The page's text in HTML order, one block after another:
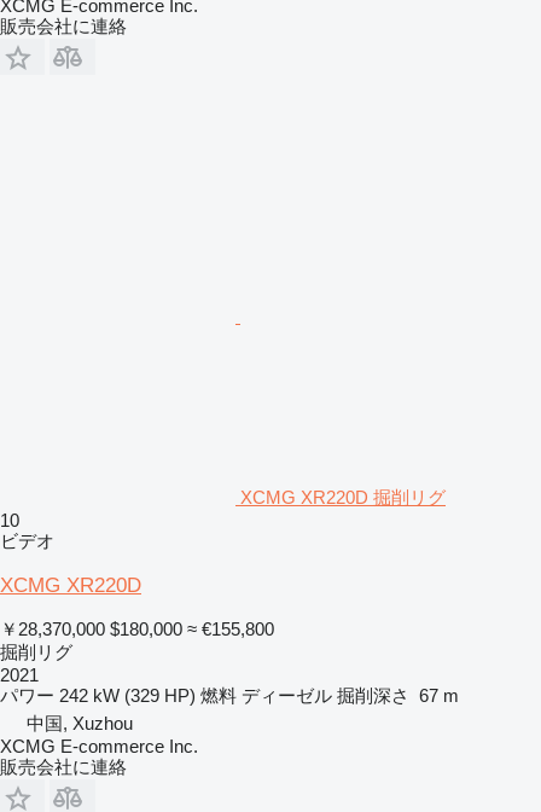
XCMG E-commerce Inc.
販売会社に連絡
XCMG XR220D 掘削リグ
10
ビデオ
XCMG XR220D
￥28,370,000 $180,000 ≈ €155,800
掘削リグ
2021
パワー 242 kW (329 HP) 燃料 ディーゼル 掘削深さ
67 m
中国, Xuzhou
XCMG E-commerce Inc.
販売会社に連絡